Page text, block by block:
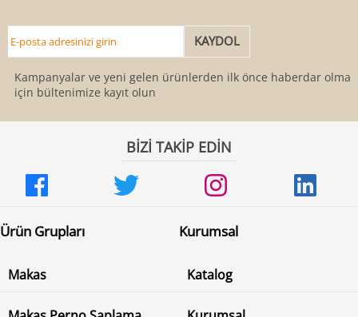
Kampanyalar ve yeni gelen ürünlerden ilk önce haberdar olmak
için bültenimize kayıt olun
BİZİ TAKİP EDİN
Ürün Grupları
Makas
Kurumsal
Katalog